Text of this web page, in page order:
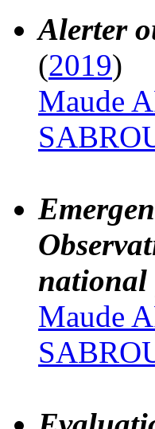
Alerter
(2019)
Maude
national
Maude